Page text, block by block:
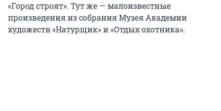
«Город строят». Тут же — малоизвестные
произведения из собрания Музея Академии
художеств «Натурщик» и «Отдых охотника».